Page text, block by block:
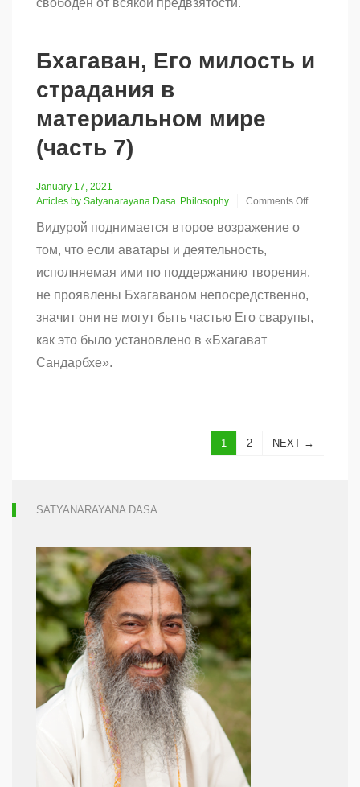
свободен от всякой предвзятости.
Бхагаван, Его милость и
страдания в
материальном мире
(часть 7)
January 17, 2021
Articles by Satyanarayana Dasa Philosophy
Comments Off
Бхагаван,
милость
и
в
материальном
(часть
Видурой поднимается второе возражение о
том, что если аватары и деятельность,
исполняемая ими по поддержанию творения,
не проявлены Бхагаваном непосредственно,
значит они не могут быть частью Его сварупы,
как это было установлено в «Бхагават
Сандарбхе».
1 2 NEXT →
SATYANARAYANA DASA